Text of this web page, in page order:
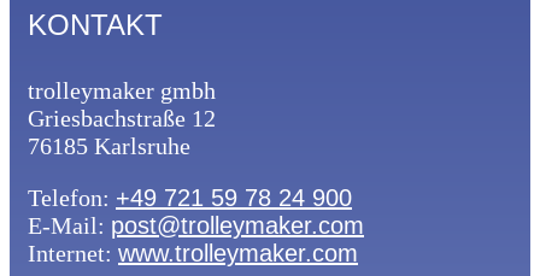
KONTAKT
trolleymaker gmbh
Griesbachstraße 12
76185 Karlsruhe
Telefon: +49 721 59 78 24 900
E-Mail: post@trolleymaker.com
Internet: www.trolleymaker.com